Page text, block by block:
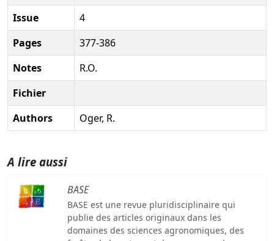
Issue
4
Pages
377-386
Notes
R.O.
Fichier
Authors
Oger, R.
A lire aussi
BASE
BASE est une revue pluridisciplinaire qui
publie des articles originaux dans les
domaines des sciences agronomiques, des